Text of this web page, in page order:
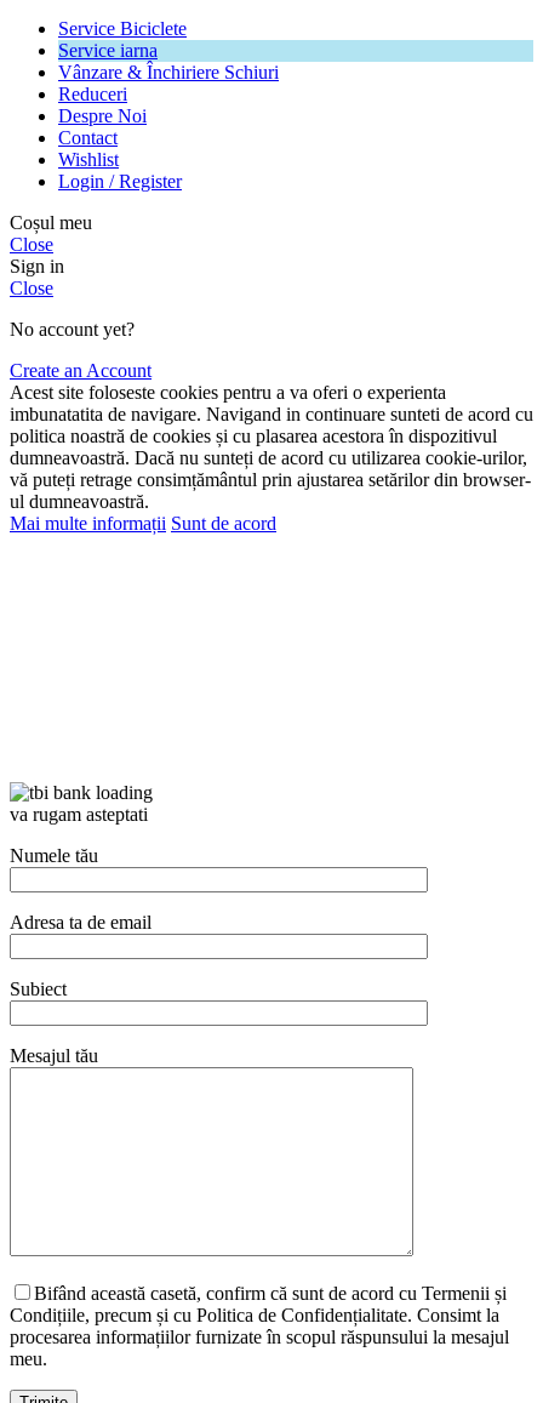
Service Biciclete
Service iarna
Vânzare & Închiriere Schiuri
Reduceri
Despre Noi
Contact
Wishlist
Login / Register
Coșul meu
Close
Sign in
Close
No account yet?
Create an Account
Acest site foloseste cookies pentru a va oferi o experienta
imbunatatita de navigare. Navigand in continuare sunteti de acord cu
politica noastră de cookies și cu plasarea acestora în dispozitivul
dumneavoastră. Dacă nu sunteți de acord cu utilizarea cookie-urilor,
vă puteți retrage consimțământul prin ajustarea setărilor din browser-
ul dumneavoastră.
Mai multe informații Sunt de acord
va rugam asteptati
Numele tău
Adresa ta de email
Subiect
Mesajul tău
Bifând această casetă, confirm că sunt de acord cu Termenii și
Condițiile, precum și cu Politica de Confidențialitate. Consimt la
procesarea informațiilor furnizate în scopul răspunsului la mesajul
meu.